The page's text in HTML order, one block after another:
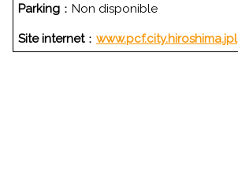
Parking ：Non disponible
Site internet： www.pcf.city.hiroshima.jpl